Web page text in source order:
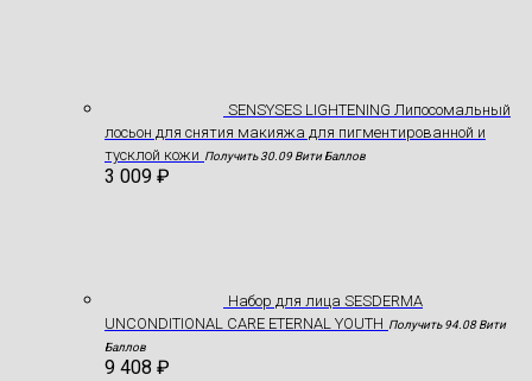
SENSYSES LIGHTENING Липосомальный
лосьон для снятия макияжа для пигментированной и
тусклой кожи Получить 30.09 Вити Баллов
3 009 ₽
Hабор для лица SESDERMA
UNCONDITIONAL CARE ETERNAL YOUTH Получить 94.08 Вити
Баллов
9 408 ₽